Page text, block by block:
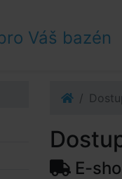
Váš bazén
E-